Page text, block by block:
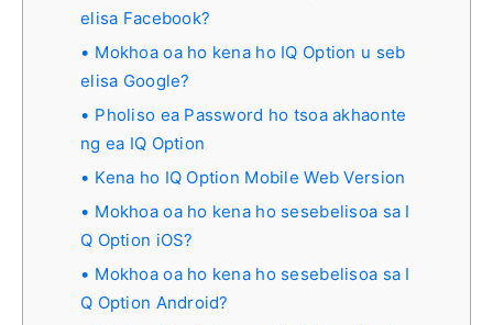
elisa Facebook?
Mokhoa oa ho kena ho IQ Option u seb
elisa Google?
Pholiso ea Password ho tsoa akhaonte
ng ea IQ Option
Kena ho IQ Option Mobile Web Version
Mokhoa oa ho kena ho sesebelisoa sa I
Q Option iOS?
Mokhoa oa ho kena ho sesebelisoa sa I
Q Option Android?